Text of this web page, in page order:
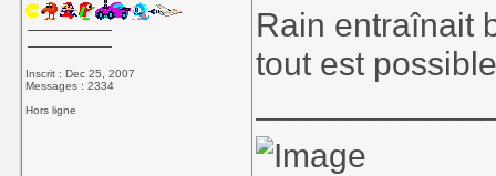
Inscrit : Dec 25, 2007
Messages : 2334
Hors ligne
Rain entraînait
tout est